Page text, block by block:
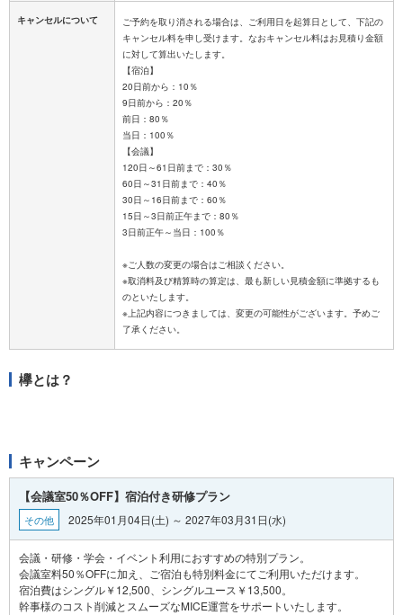
キャンセルについて
ご予約を取り消される場合は、ご利用日を起算日として、下記の
キャンセル料を申し受けます。なおキャンセル料はお見積り金額
に対して算出いたします。
【宿泊】
20日前から：10％
9日前から：20％
前日：80％
当日：100％
【会議】
120日～61日前まで：30％
60日～31日前まで：40％
30日～16日前まで：60％
15日～3日前正午まで：80％
3日前正午～当日：100％
※ご人数の変更の場合はご相談ください。
※取消料及び精算時の算定は、最も新しい見積金額に準拠するも
のといたします。
※上記内容につきましては、変更の可能性がございます。予めご
欅とは？
キャンペーン
【会議室50％OFF】宿泊付き研修プラン
その他 2025年01月04日(土) ～ 2027年03月31日(水)
会議・研修・学会・イベント利用におすすめの特別プラン。
会議室料50％OFFに加え、ご宿泊も特別料金にてご利用いただけます。
宿泊費はシングル￥12,500、シングルユース￥13,500。